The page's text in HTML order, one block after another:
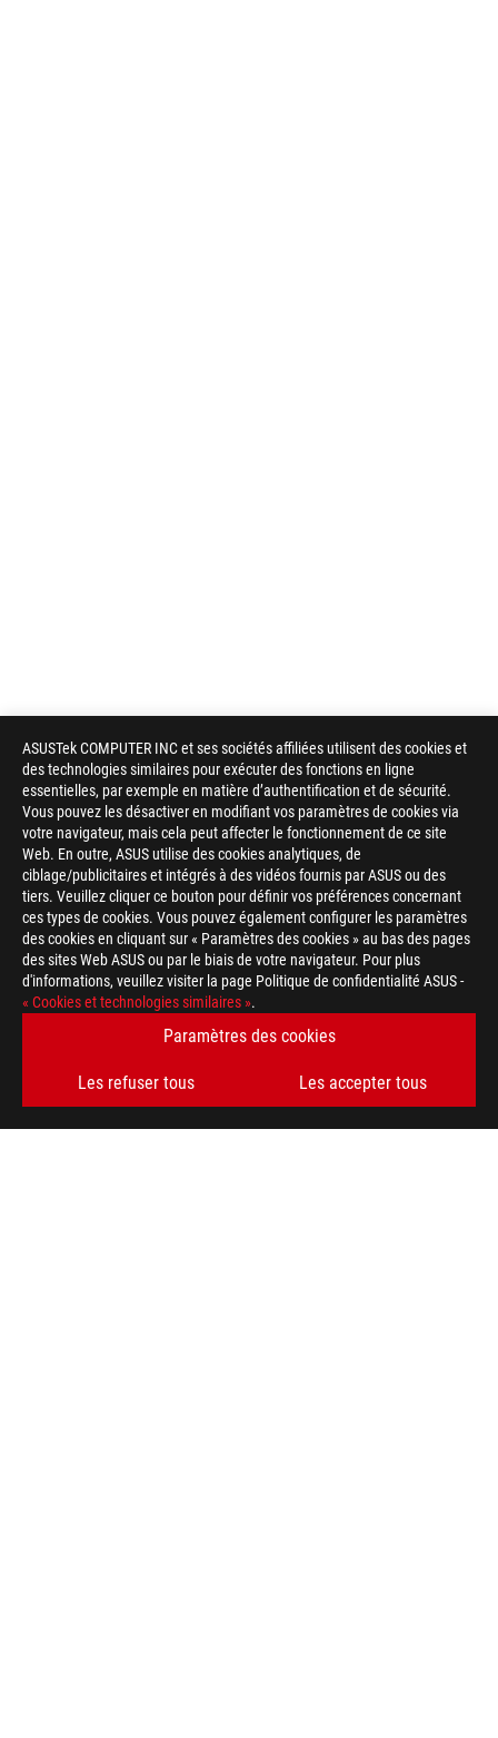
ASUSTek COMPUTER INC et ses sociétés affiliées utilisent des cookies et
des technologies similaires pour exécuter des fonctions en ligne
essentielles, par exemple en matière d’authentification et de sécurité.
Vous pouvez les désactiver en modifiant vos paramètres de cookies via
votre navigateur, mais cela peut affecter le fonctionnement de ce site
Web. En outre, ASUS utilise des cookies analytiques, de
ciblage/publicitaires et intégrés à des vidéos fournis par ASUS ou des
tiers. Veuillez cliquer ce bouton pour définir vos préférences concernant
ces types de cookies. Vous pouvez également configurer les paramètres
des cookies en cliquant sur « Paramètres des cookies » au bas des pages
des sites Web ASUS ou par le biais de votre navigateur. Pour plus
d'informations, veuillez visiter la page Politique de confidentialité ASUS -
« Cookies et technologies similaires ».
Paramètres des cookies
Les refuser tous Les accepter tous
commerciales et des marques déposées de HDMI Licensing
Le prix ASUS Store affiché est donné à titre indicatif et
caractéristiques du produit et les accessoires présentés